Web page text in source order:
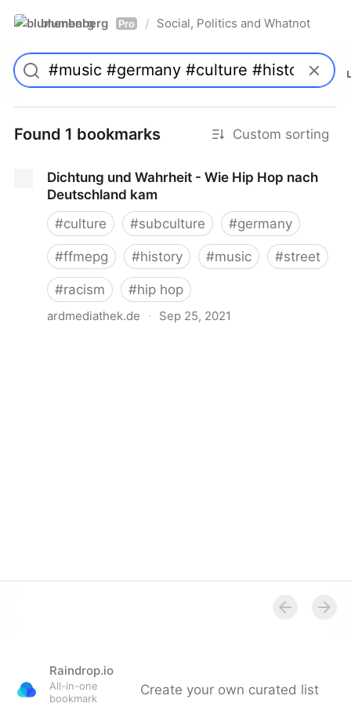
blumenberg Pro / Social, Politics and Whatnot
Found 1 bookmarks Custom sorting
Dichtung und Wahrheit - Wie Hip Hop nach
Deutschland kam
#culture #subculture #germany
#ffmepg #history #music #street
#racism #hip hop
ardmediathek.de · Sep 25, 2021
Raindrop.io
All-in-one
bookmark
Create your own curated list